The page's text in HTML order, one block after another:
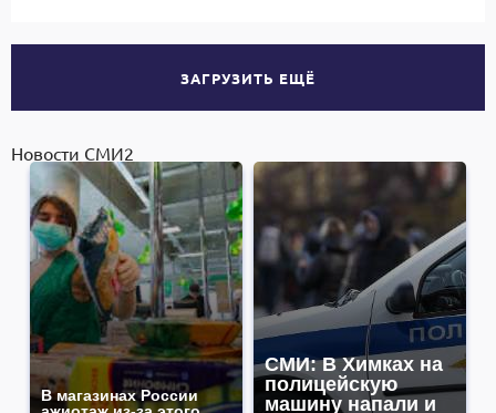
ЗАГРУЗИТЬ ЕЩЁ
Новости СМИ2
В магазинах России
СМИ: В Химках на
полицейскую
машину напали и